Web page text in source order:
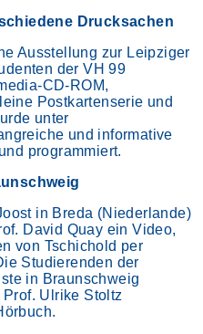
Drucksachen
Ausstellung zur Leipziger
der VH 99
CD-ROM,
Postkartenserie und
unter
und informative
programmiert.
in Breda (Niederlande)
David Quay ein Video,
von Tschichold per
Studierenden der
in Braunschweig
Ulrike Stoltz